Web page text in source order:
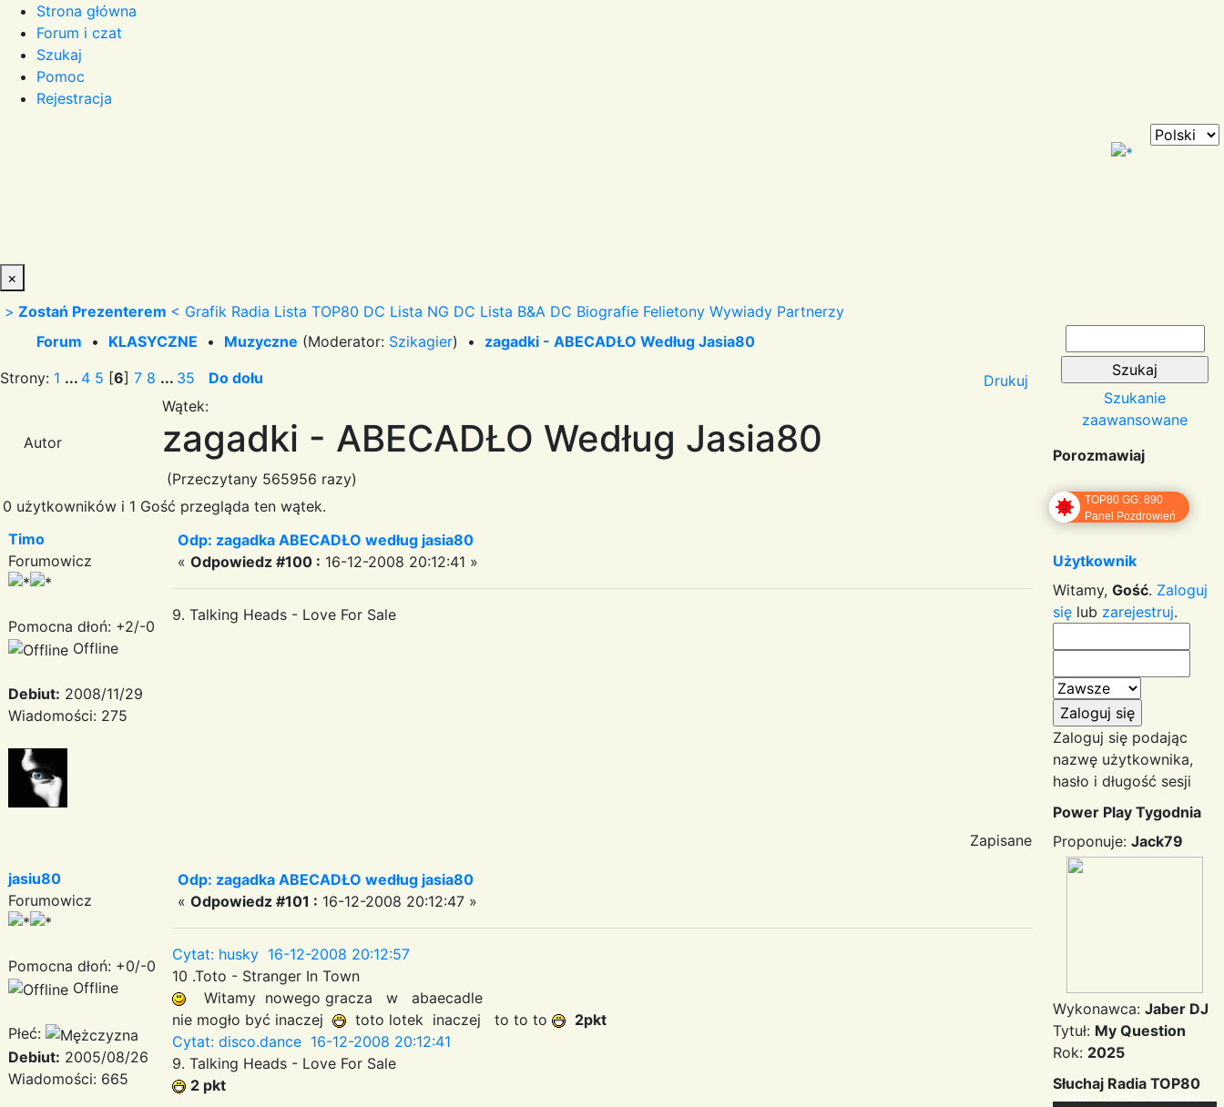
Strona główna
Forum i czat
Szukaj
Pomoc
Rejestracja
×
> Zostań Prezenterem < Grafik Radia Lista TOP80 DC Lista NG DC Lista B&A DC Biografie Felietony Wywiady Partnerzy
Forum • KLASYCZNE • Muzyczne (Moderator: Szikagier) • zagadki - ABECADŁO Według Jasia80
Strony: 1 ... 4 5 [6] 7 8 ... 35 Do dołu Drukuj
Autor
Wątek:
zagadki - ABECADŁO Według Jasia80
(Przeczytany 565956 razy)
0 użytkowników i 1 Gość przegląda ten wątek.
Timo
Forumowicz
Pomocna dłoń: +2/-0
Offline
Debiut: 2008/11/29
Wiadomości: 275
Odp: zagadka ABECADŁO według jasia80
« Odpowiedz #100 : 16-12-2008 20:12:41 »
9. Talking Heads - Love For Sale
Zapisane
jasiu80
Forumowicz
Pomocna dłoń: +0/-0
Offline
Płeć:
Debiut: 2005/08/26
Wiadomości: 665
Odp: zagadka ABECADŁO według jasia80
« Odpowiedz #101 : 16-12-2008 20:12:47 »
Cytat: husky 16-12-2008 20:12:57
10 .Toto - Stranger In Town
Witamy nowego gracza w abaecadle
nie mogło być inaczej
toto lotek inaczej to to to
2pkt
Cytat: disco.dance 16-12-2008 20:12:41
9. Talking Heads - Love For Sale
2 pkt
Szukanie
zaawansowane
Porozmawiaj
TOP80 GG: 890
Panel Pozdrowień
Użytkownik
Witamy, Gość. Zaloguj
się lub zarejestruj.
Zaloguj się podając
nazwę użytkownika,
hasło i długość sesji
Power Play Tygodnia
Proponuje: Jack79
Wykonawca: Jaber DJ
Tytuł: My Question
Rok: 2025
Słuchaj Radia TOP80
Radio TOP80 - zamawia